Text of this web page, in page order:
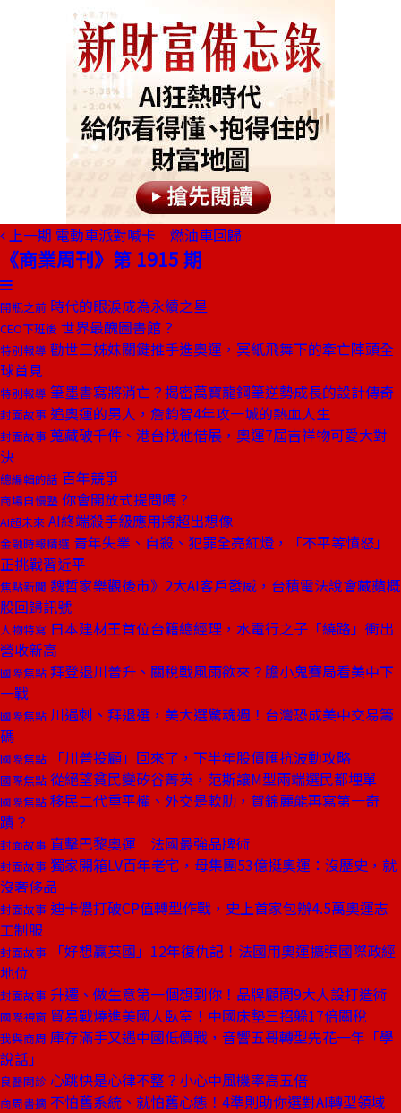
上一期 電動車派對喊卡 燃油車回歸
《商業周刊》第 1915 期
開瓶之前 時代的眼淚成為永續之星
CEO下班後 世界最醜圖書館？
特別報導 勸世三姊妹關鍵推手進奧運，冥紙飛舞下的牽亡陣頭全
球首見
特別報導 筆墨書寫將消亡？揭密萬寶龍鋼筆逆勢成長的設計傳奇
封面故事 追奧運的男人，詹鈞智4年攻一城的熱血人生
封面故事 蒐藏破千件、港台找他借展，奧運7屆吉祥物可愛大對
決
總編輯的話 百年競爭
商場自慢塾 你會開放式提問嗎？
AI超未來 AI終端殺手級應用將超出想像
金融時報精選 青年失業、自殺、犯罪全亮紅燈，「不平等憤怒」
正挑戰習近平
焦點新聞 魏哲家樂觀後市》2大AI客戶發威，台積電法說會藏蘋概
股回歸訊號
人物特寫 日本建材王首位台籍總經理，水電行之子「繞路」衝出
營收新高
國際焦點 拜登退川普升、關稅戰風雨欲來？膽小鬼賽局看美中下
一戰
國際焦點 川遇刺、拜退選，美大選驚魂週！台灣恐成美中交易籌
碼
國際焦點 「川普投顧」回來了，下半年股債匯抗波動攻略
國際焦點 從絕望貧民變矽谷菁英，范斯讓M型兩端選民都埋單
國際焦點 移民二代重平權、外交是軟肋，賀錦麗能再寫第一奇
蹟？
封面故事 直擊巴黎奧運 法國最強品牌術
封面故事 獨家開箱LV百年老宅，母集團53億挺奧運：沒歷史，就
沒奢侈品
封面故事 迪卡儂打破CP值轉型作戰，史上首家包辦4.5萬奧運志
工制服
封面故事
「好想贏英國」12年復仇記！法國用奧運擴張國際政經
地位
封面故事 升遷、做生意第一個想到你！品牌顧問9大人設打造術
國際視窗 貿易戰燒進美國人臥室！中國床墊三招躲17倍關稅
我與商周 庫存滿手又遇中國低價戰，音響五哥轉型先花一年「學
說話」
良醫問診 心跳快是心律不整？小心中風機率高五倍
商周書摘 不怕舊系統、就怕舊心態！4準則助你選對AI轉型領域